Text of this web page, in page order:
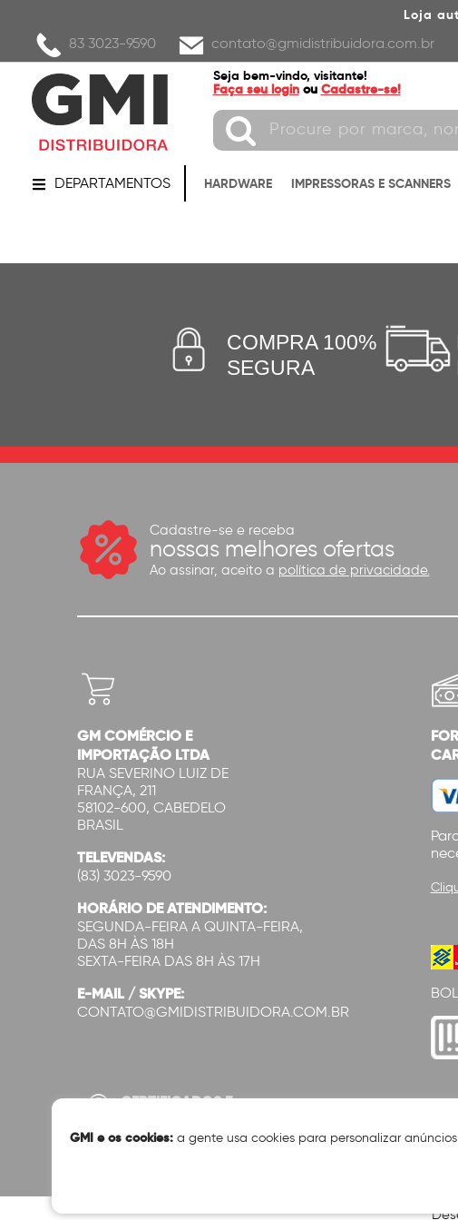
Loja
83 3023-9590 contato@gmidistribuidora.com.br
Seja bem-vindo, visitante!
Faça seu login ou Cadastre-se!
DEPARTAMENTOS HARDWARE IMPRESSORAS E SCANNERS
COMPRA 100%
SEGURA
Cadastre-se e receba
nossas melhores ofertas
Ao assinar, aceito a política de privacidade.
GM COMÉRCIO E
IMPORTAÇÃO LTDA
RUA SEVERINO LUIZ DE
FRANÇA, 211
58102-600, CABEDELO
BRASIL
TELEVENDAS:
(83) 3023-9590
HORÁRIO DE ATENDIMENTO:
SEGUNDA-FEIRA A QUINTA-FEIRA,
DAS 8H ÀS 18H
SEXTA-FEIRA DAS 8H ÀS 17H
E-MAIL / SKYPE:
CONTATO@GMIDISTRIBUIDORA.COM.BR
CERTIFICADOS E
GMI e os cookies: a gente usa cookies para personalizar